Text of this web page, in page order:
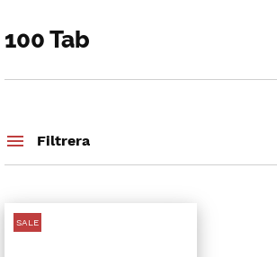
100 Tab
Filtrera
SALE